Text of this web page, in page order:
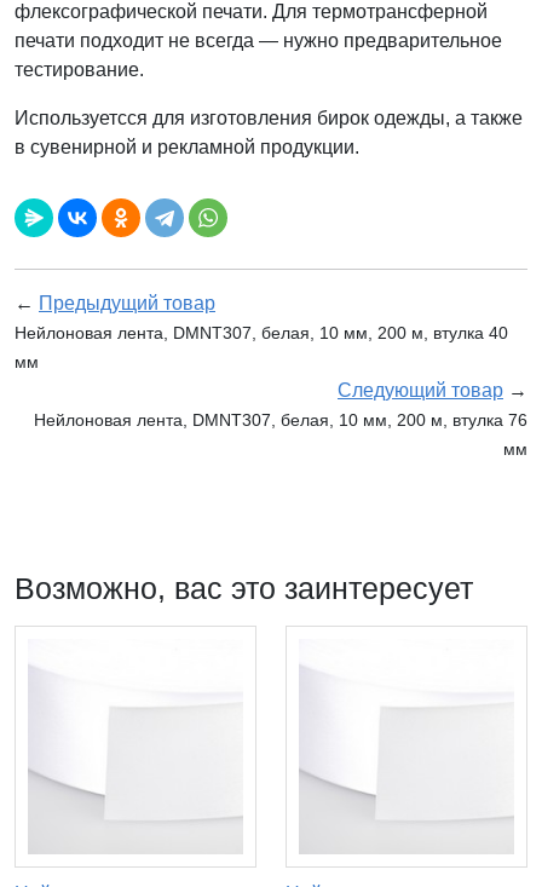
флексографической печати. Для термотрансферной
печати подходит не всегда — нужно предварительное
тестирование.
Используетсся для изготовления бирок одежды, а также
в сувенирной и рекламной продукции.
← Предыдущий товар
Нейлоновая лента, DMNT307, белая, 10 мм, 200 м, втулка 40
мм
Следующий товар →
Нейлоновая лента, DMNT307, белая, 10 мм, 200 м, втулка 76
мм
Возможно, вас это заинтересует